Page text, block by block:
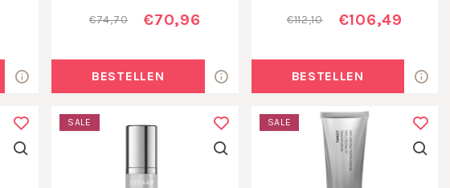
€74,70 €70,96
BESTELLEN
€112,10 €106,49
BESTELLEN
SALE SALE